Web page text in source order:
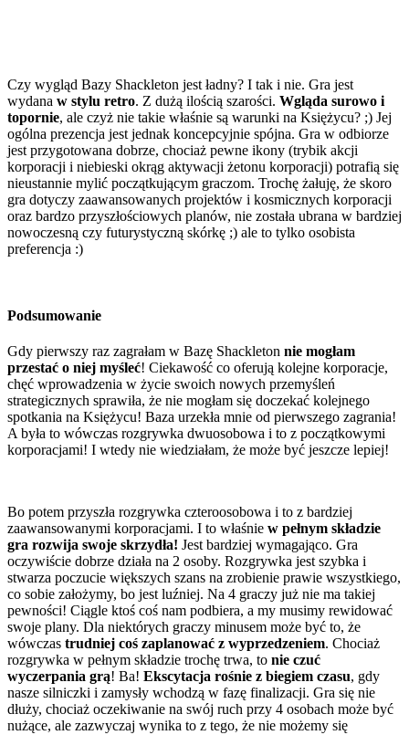
Czy wygląd Bazy Shackleton jest ładny? I tak i nie. Gra jest
wydana w stylu retro. Z dużą ilością szarości. Wgląda surowo i
topornie, ale czyż nie takie właśnie są warunki na Księżycu? ;) Jej
ogólna prezencja jest jednak koncepcyjnie spójna. Gra w odbiorze
jest przygotowana dobrze, chociaż pewne ikony (trybik akcji
korporacji i niebieski okrąg aktywacji żetonu korporacji) potrafią się
nieustannie mylić początkującym graczom. Trochę żałuję, że skoro
gra dotyczy zaawansowanych projektów i kosmicznych korporacji
oraz bardzo przyszłościowych planów, nie została ubrana w bardziej
nowoczesną czy futurystyczną skórkę ;) ale to tylko osobista
preferencja :)
Podsumowanie
Gdy pierwszy raz zagrałam w Bazę Shackleton nie mogłam
przestać o niej myśleć! Ciekawość co oferują kolejne korporacje,
chęć wprowadzenia w życie swoich nowych przemyśleń
strategicznych sprawiła, że nie mogłam się doczekać kolejnego
spotkania na Księżycu! Baza urzekła mnie od pierwszego zagrania!
A była to wówczas rozgrywka dwuosobowa i to z początkowymi
korporacjami! I wtedy nie wiedziałam, że może być jeszcze lepiej!
Bo potem przyszła rozgrywka czteroosobowa i to z bardziej
zaawansowanymi korporacjami. I to właśnie w pełnym składzie
gra rozwija swoje skrzydła! Jest bardziej wymagająco. Gra
oczywiście dobrze działa na 2 osoby. Rozgrywka jest szybka i
stwarza poczucie większych szans na zrobienie prawie wszystkiego,
co sobie założymy, bo jest luźniej. Na 4 graczy już nie ma takiej
pewności! Ciągle ktoś coś nam podbiera, a my musimy rewidować
swoje plany. Dla niektórych graczy minusem może być to, że
wówczas trudniej coś zaplanować z wyprzedzeniem. Chociaż
rozgrywka w pełnym składzie trochę trwa, to nie czuć
wyczerpania grą! Ba! Ekscytacja rośnie z biegiem czasu, gdy
nasze silniczki i zamysły wchodzą w fazę finalizacji. Gra się nie
dłuży, chociaż oczekiwanie na swój ruch przy 4 osobach może być
nużące, ale zazwyczaj wynika to z tego, że nie możemy się